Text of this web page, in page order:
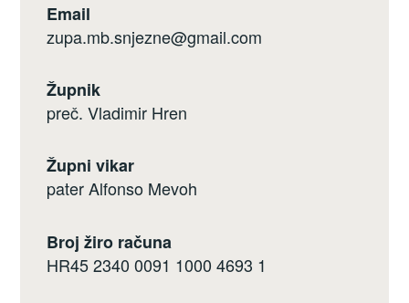
Email
zupa.mb.snjezne@gmail.com
Župnik
preč. Vladimir Hren
Župni vikar
pater Alfonso Mevoh
Broj žiro računa
HR45 2340 0091 1000 4693 1